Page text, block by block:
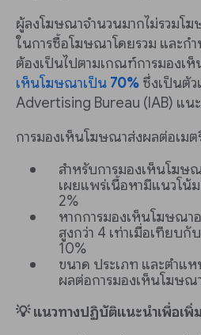
ผู้ลงโฆษณาจำนวนมากไม่รวมโ
ในการซื้อโฆษณาโดยรวม และ
ต้องเป็นไปตามเกณฑ์การมองเ
เห็นโฆษณาเป็น 70% ซึ่งเป็นตั
Advertising Bureau (IAB) แน
การมองเห็นโฆษณาส่งผลต่อเม
สำหรับการมองเห็นโฆษ
เผยแพร่เนื้อหามีแนวโน้
2%
หากการมองเห็นโฆษณา
สูงกว่า 4 เท่าเมื่อเทียบ
10%
ขนาด ประเภท และตำแ
ผลต่อการมองเห็นโฆษณ
💡 แนวทางปฏิบัติแนะนำเพื่อเพิ่